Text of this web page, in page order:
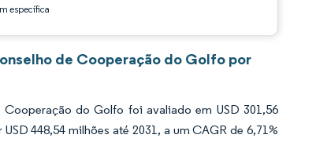
específica
de Cooperação do Golfo por
do Golfo foi avaliado em USD 301,56
448,54 milhões até 2031, a um CAGR de 6,71%